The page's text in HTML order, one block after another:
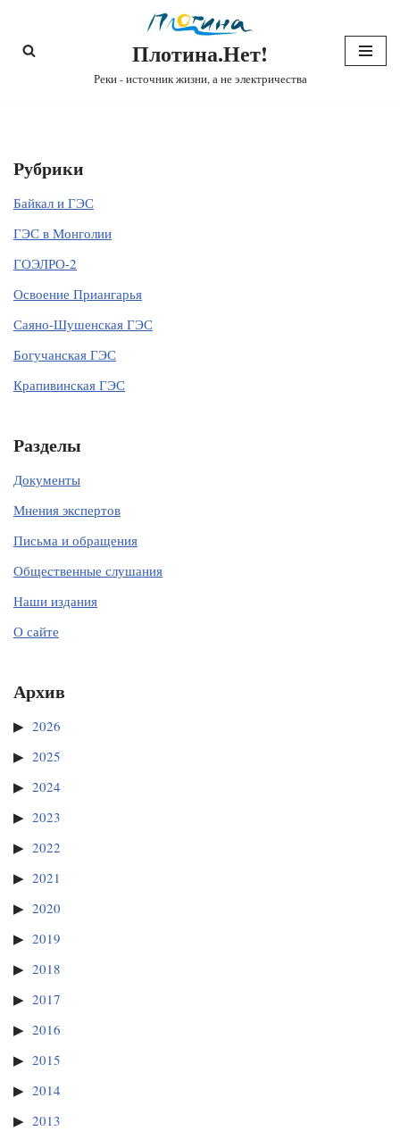
Перейти
Плотина.Нет!
Реки - источник жизни, а не электричества
Рубрики
Байкал и ГЭС
ГЭС в Монголии
ГОЭЛРО-2
Освоение Приангарья
Саяно-Шушенская ГЭС
Богучанская ГЭС
Крапивинская ГЭС
Разделы
Документы
Мнения экспертов
Письма и обращения
Общественные слушания
Наши издания
О сайте
Архив
2026
2025
2024
2023
2022
2021
2020
2019
2018
2017
2016
2015
2014
2013